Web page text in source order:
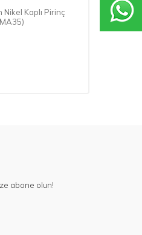
Kaplı Pirinç
Pirinç
abone olun!